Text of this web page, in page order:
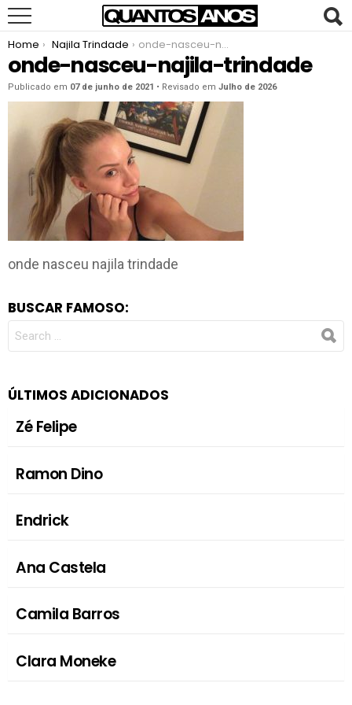
You are here:
Home Najila Trindade onde-nasceu-najila-trindade
onde-nasceu-najila-trindade
Publicado em 07 de junho de 2021 • Revisado em Julho de 2026
onde nasceu najila trindade
BUSCAR FAMOSO:
FOR:
ÚLTIMOS ADICIONADOS
Zé Felipe
Ramon Dino
Endrick
Ana Castela
Camila Barros
Clara Moneke